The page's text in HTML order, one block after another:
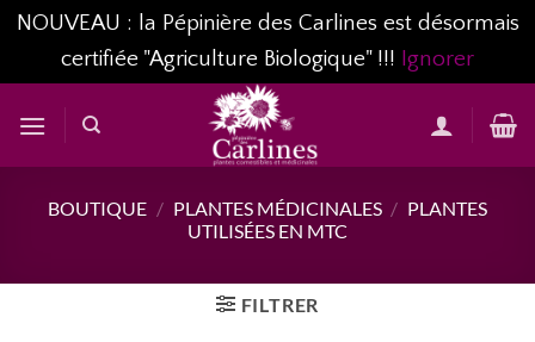
NOUVEAU : la Pépinière des Carlines est désormais
certifiée "Agriculture Biologique" !!! Ignorer
BOUTIQUE / PLANTES MÉDICINALES / PLANTES
UTILISÉES EN MTC
FILTRER